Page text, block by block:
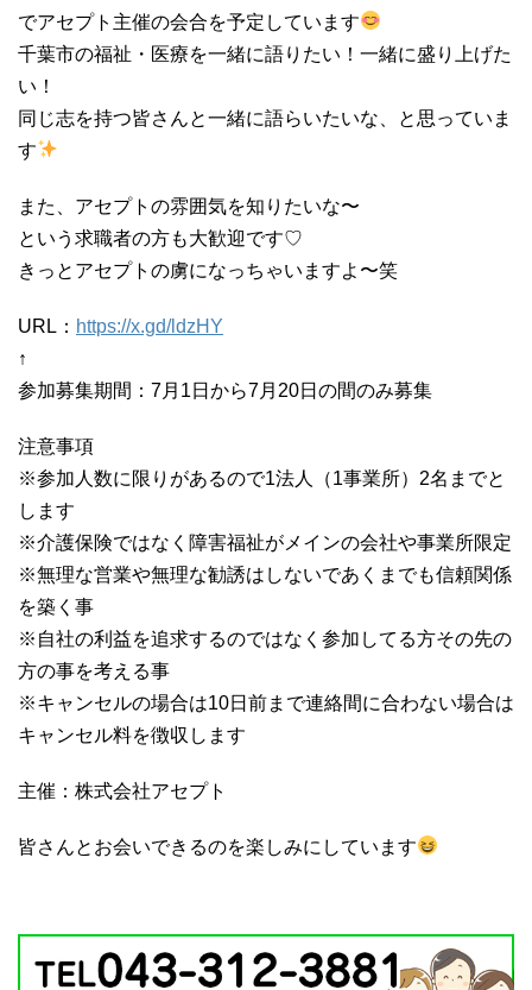
でアセプト主催の会合を予定しています
千葉市の福祉・医療を一緒に語りたい！一緒に盛り上げた
い！
同じ志を持つ皆さんと一緒に語らいたいな、と思っていま
す
また、アセプトの雰囲気を知りたいな〜
という求職者の方も大歓迎です♡
きっとアセプトの虜になっちゃいますよ〜笑
URL： https://x.gd/ldzHY
↑
参加募集期間：7月1日から7月20日の間のみ募集
注意事項
※参加人数に限りがあるので1法人（1事業所）2名までと
します
※介護保険ではなく障害福祉がメインの会社や事業所限定
※無理な営業や無理な勧誘はしないであくまでも信頼関係
を築く事
※自社の利益を追求するのではなく参加してる方その先の
方の事を考える事
※キャンセルの場合は10日前まで連絡間に合わない場合は
キャンセル料を徴収します
主催：株式会社アセプト
皆さんとお会いできるのを楽しみにしています